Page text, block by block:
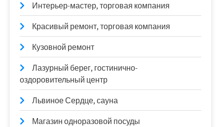
Интерьер-мастер, торговая компания
Красивый ремонт, торговая компания
Кузовной ремонт
Лазурный берег, гостинично-
оздоровительный центр
Львиное Сердце, сауна
Магазин одноразовой посуды